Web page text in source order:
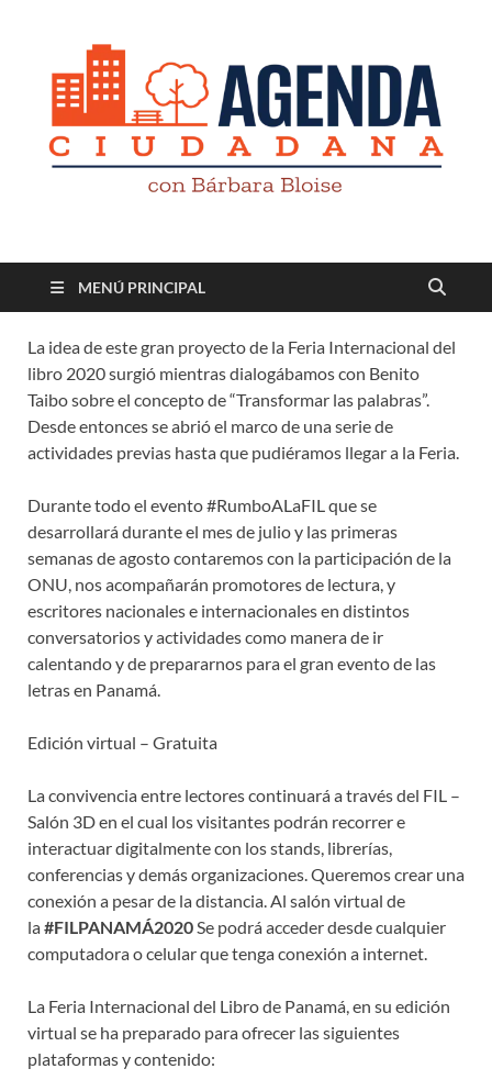
Revista digital
MENÚ PRINCIPAL
La idea de este gran proyecto de la Feria Internacional del
libro 2020 surgió mientras dialogábamos con Benito
Taibo sobre el concepto de “Transformar las palabras”.
Desde entonces se abrió el marco de una serie de
actividades previas hasta que pudiéramos llegar a la Feria.
Durante todo el evento #RumboALaFIL que se
desarrollará durante el mes de julio y las primeras
semanas de agosto contaremos con la participación de la
ONU, nos acompañarán promotores de lectura, y
escritores nacionales e internacionales en distintos
conversatorios y actividades como manera de ir
calentando y de prepararnos para el gran evento de las
letras en Panamá.
Edición virtual – Gratuita
La convivencia entre lectores continuará a través del FIL –
Salón 3D en el cual los visitantes podrán recorrer e
interactuar digitalmente con los stands, librerías,
conferencias y demás organizaciones. Queremos crear una
conexión a pesar de la distancia. Al salón virtual de
la#FILPANAMÁ2020Se podrá acceder desde cualquier
computadora o celular que tenga conexión a internet.
La Feria Internacional del Libro de Panamá, en su edición
virtual se ha preparado para ofrecer las siguientes
plataformas y contenido: